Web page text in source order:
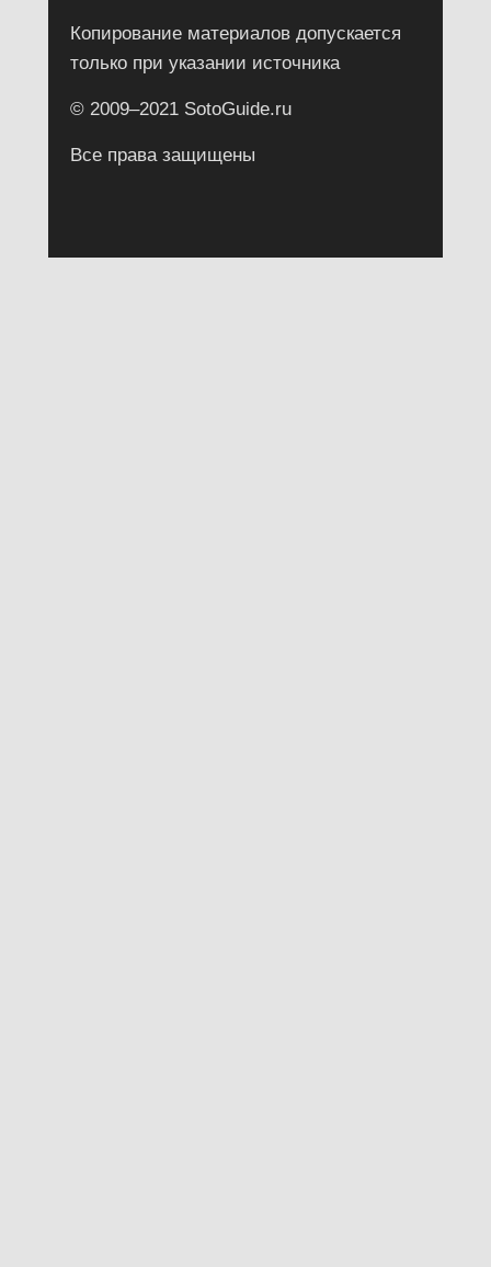
Копирование материалов допускается
только при указании источника
© 2009–2021 SotoGuide.ru
Все права защищены